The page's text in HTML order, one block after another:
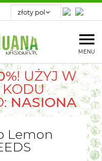
MENU
! UŻYJ W
KODU
NASIONA
Lemon